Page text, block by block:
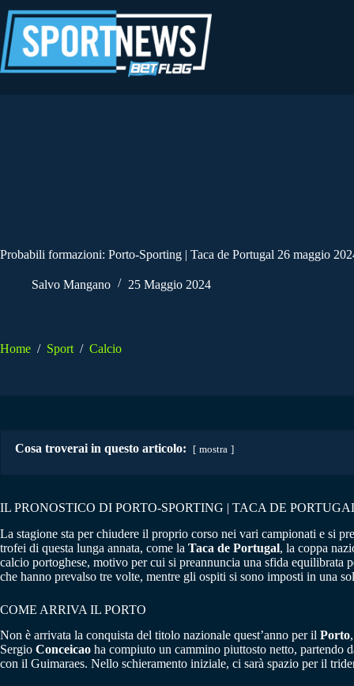
al
contenuto
Probabili formazioni: Porto-Sporting | Taca de Portugal 26 maggio
Salvo Mangano 25 Maggio 2024
Home / Sport / Calcio
Cosa troverai in questo articolo: mostra
IL PRONOSTICO DI PORTO-SPORTING | TACA DE
La stagione sta per chiudere il proprio corso nei vari campionati e si
trofei di questa lunga annata, come la Taca de Portugal, la coppa
calcio portoghese, motivo per cui si preannuncia una sfida equilibrata
che hanno prevalso tre volte, mentre gli ospiti si sono imposti in una
COME ARRIVA IL PORTO
Non è arrivata la conquista del titolo nazionale quest’anno per il Porto
Sergio Conceicao ha compiuto un cammino piuttosto netto, partendo
con il Guimaraes. Nello schieramento iniziale, ci sarà spazio per il